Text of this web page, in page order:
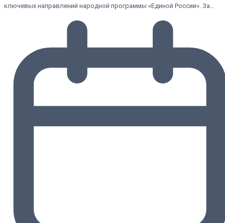
ключевых направлений народной программы «Единой России». За…